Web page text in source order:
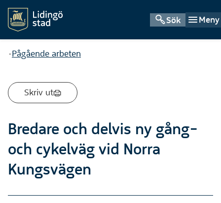
Sök Meny
Du är här:
Pågående arbeten
Skriv ut
Bredare och delvis ny gång-
och cykelväg vid Norra
Kungsvägen